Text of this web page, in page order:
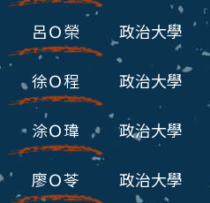
呂Ｏ榮 政治大學
徐Ｏ程 政治大學
涂Ｏ瑋 政治大學
廖Ｏ苓 政治大學